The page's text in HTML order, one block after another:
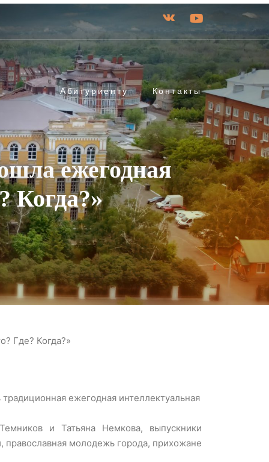
Абитуриенту Контакты
ежегодная
Когда?»
Где? Когда?»
ежегодная интеллектуальная
и Татьяна Немкова, выпускники
православная молодежь города, прихожане